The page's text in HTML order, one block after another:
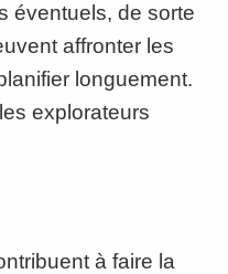
éventuels, de sorte
affronter les
longuement.
explorateurs
à faire la